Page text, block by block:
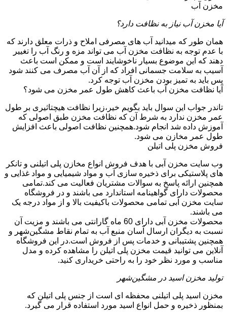
مخزن آب
آیا مخزن آب نیاز به نظافت دارد؟
همان طور که میدانید آب های مصرفی املاح و ذرات معلق دارند که
با عدم توجه به نظافت مخزن آب می تواند مزه و رنگ آب را تغییر
دهند که این موضوع بسیار ناخوشایند است و ممکن است باعث
آسیب به سلامت جسمانی افراد که از آن آب مصرف می کنند شود
پس باید به تمیز بودن مخزن آب توجه کرد.
آیا نظافت مخزن آب باعث کاهش طول عمر مخزن می شود؟
تاندر جواب این سوال باید بگویم خیر،زیرا نظافت هیچتاثیری بر طول
عمر مخزن ندارد به شرط آن که نظافت مخزن طبق اصولی که
آموزش داده شد انجام شود.همچنین نظافت اصولی باعث افزایش
طول عمر مخازن می شود.
فروش مخزن پلی اتیلن
وب سایت مخزن آبی با هدف فروش انواع مخازن پلی اتیلنی و تانکر
های پلاستیکی برای ذخیره سازی آب و مواد شیمیایی و مواد غذایی و
همچنین ارائه پاسخ به سوالات مشتریان فعالیت می کند.تمامی
محصولات دارای گواهینامه استاندارد می باشند و در فروشگاه
سایت مخزن آبی تمامی محصولات باکیفیت بالا و از مواد درجه یک
می باشند.
محصولات مخزن آبی دارای 60 ماه گارانتی می باشند و مزیت آن
نسبت به دیگران ارسال آسان منبع آب به تمام نقاط مشگین‌شهر و
همچنین پشتیبانی و خدمات پس از فروش است.در این فروشگاه
آنلاین می توانید قیمت مخزن پلی اتیلن را مشاهده کرده و مدل
مناسب و مورد نظر خود را به راحتی خریداری کنید.
تولید مخزن اسید در مشگین‌شهر
مخزن اسید پلی اتیلنی محفظه ای است از جنس پلی اتیلن که
بمنظور ذخیره و حمل انواع اسید مورد استفاده قرار می گیرد.